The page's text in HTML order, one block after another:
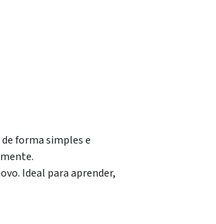
forma simples e
Ideal para aprender,